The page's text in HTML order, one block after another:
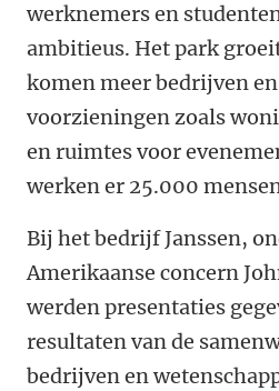
werknemers en
ambitieus. Het park
komen meer bedrijven
voorzieningen zoals
en ruimtes voor
werken er 25.000
Bij het bedrijf Janssen,
Amerikaanse concern
werden presentaties
resultaten van de
bedrijven en